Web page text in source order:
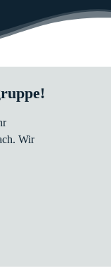
Wir